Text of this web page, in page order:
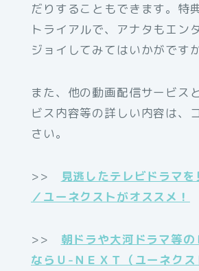
だりすることもできます。特
トライアルで、アナタもエン
ジョイしてみてはいかがですか
また、他の動画配信サービス
ビス内容等の詳しい内容は、
さい。
>>
見逃したテレビドラマ
／ユーネクストがオススメ！
>> 朝ドラや大河ドラマ等
ならＵ-ＮＥＸＴ（ユーネクス